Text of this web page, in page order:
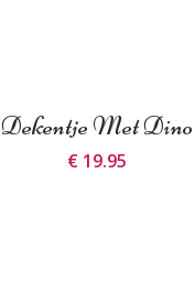
Dekentje Met Dino
€ 19.95